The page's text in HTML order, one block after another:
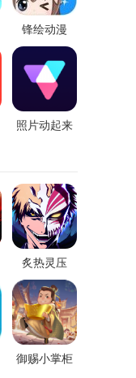
锋绘动漫
照片动起来
炙热灵压
御赐小掌柜